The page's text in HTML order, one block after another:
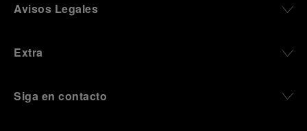
Avisos Legales
Extra
Siga en contacto